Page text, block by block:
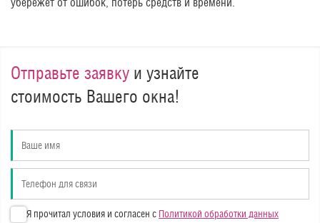
Отправьте заявку и узнайте
стоимость Вашего окна!
Я прочитал условия и согласен с Политикой обработки данных